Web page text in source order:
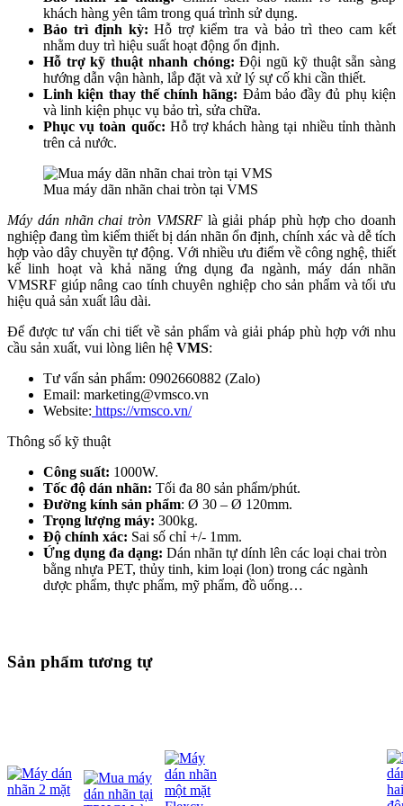
khách hàng yên tâm trong quá trình sử dụng.
Bảo trì định kỳ: Hỗ trợ kiểm tra và bảo trì theo cam kết
nhằm duy trì hiệu suất hoạt động ổn định.
Hỗ trợ kỹ thuật nhanh chóng: Đội ngũ kỹ thuật sẵn sàng
hướng dẫn vận hành, lắp đặt và xử lý sự cố khi cần thiết.
Linh kiện thay thế chính hãng: Đảm bảo đầy đủ phụ kiện
và linh kiện phục vụ bảo trì, sửa chữa.
Phục vụ toàn quốc: Hỗ trợ khách hàng tại nhiều tỉnh thành
trên cả nước.
Mua máy dãn nhãn chai tròn tại VMS
Máy dán nhãn chai tròn VMSRFlà giải pháp phù hợp cho doanh
nghiệp đang tìm kiếm thiết bị dán nhãn ổn định, chính xác và dễ tích
hợp vào dây chuyền tự động. Với nhiều ưu điểm về công nghệ, thiết
kế linh hoạt và khả năng ứng dụng đa ngành, máy dán nhãn
VMSRF giúp nâng cao tính chuyên nghiệp cho sản phẩm và tối ưu
hiệu quả sản xuất lâu dài.
Để được tư vấn chi tiết về sản phẩm và giải pháp phù hợp với nhu
cầu sản xuất, vui lòng liên hệ VMS:
Tư vấn sản phẩm: 0902660882 (Zalo)
Email: marketing@vmsco.vn
Website: https://vmsco.vn/
Thông số kỹ thuật
Công suất: 1000W.
Tốc độ dán nhãn: Tối đa 80 sản phẩm/phút.
Đường kính sản phẩm: Ø 30 – Ø 120mm.
Trọng lượng máy: 300kg.
Độ chính xác: Sai số chỉ +/- 1mm.
Ứng dụng đa dạng: Dán nhãn tự dính lên các loại chai tròn
bằng nhựa PET, thủy tinh, kim loại (lon) trong các ngành
dược phẩm, thực phẩm, mỹ phẩm, đồ uống…
Sản phẩm tương tự